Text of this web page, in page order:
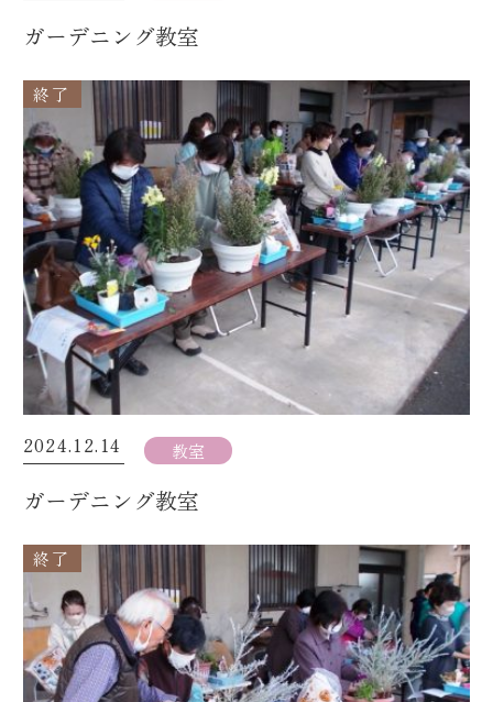
ガーデニング教室
終了
2024.12.14 教室
ガーデニング教室
終了